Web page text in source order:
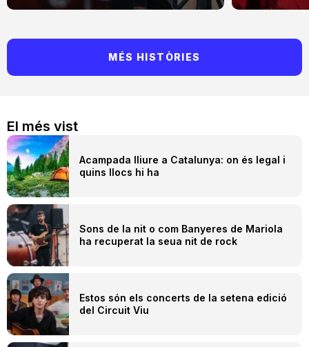
El més vist
Acampada lliure a Catalunya: on és legal i
quins llocs hi ha
Sons de la nit o com Banyeres de Mariola
ha recuperat la seua nit de rock
Estos són els concerts de la setena edició
del Circuit Viu
MÉS HISTÒRIES